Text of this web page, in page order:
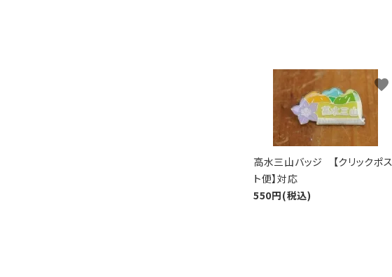
高水三山バッジ 【クリックポス
ト便】対応
550円(税込)
favorite